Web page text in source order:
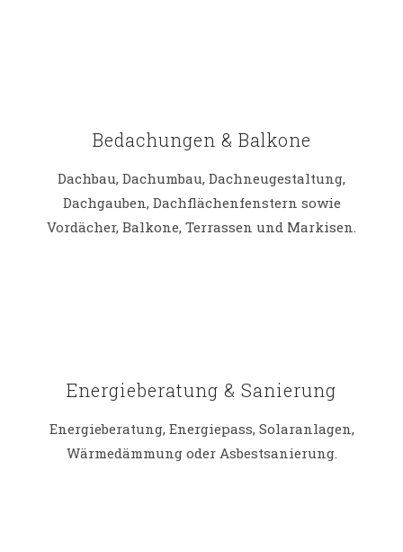
Bedachungen & Balkone
Dachbau, Dachumbau, Dachneugestaltung,
Dachgauben, Dachflächenfenstern sowie
Vordächer, Balkone, Terrassen und Markisen.
Energieberatung & Sanierung
Energieberatung, Energiepass, Solaranlagen,
Wärmedämmung oder Asbestsanierung.